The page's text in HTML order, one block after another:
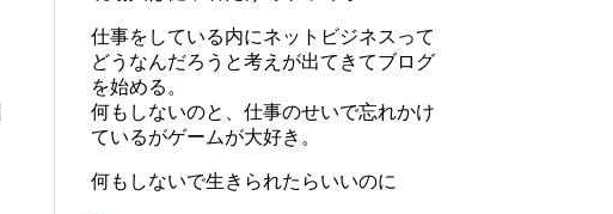
仕事をしている内にネットビジネスって
どうなんだろうと考えが出てきてブログ
を始める。
何もしないのと、仕事のせいで忘れかけ
ているがゲームが大好き。
何もしないで生きられたらいいのに